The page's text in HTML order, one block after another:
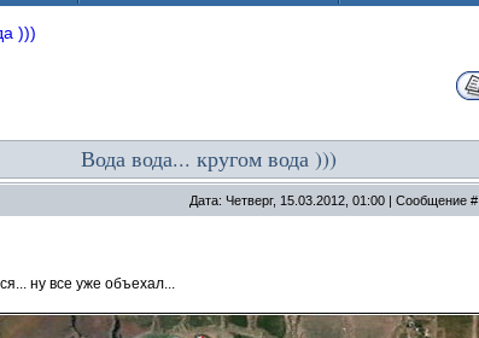
)))
Вода вода... кругом вода )))
Дата: Четверг, 15.03.2012, 01:00 | Сообщение
ну все уже объехал...